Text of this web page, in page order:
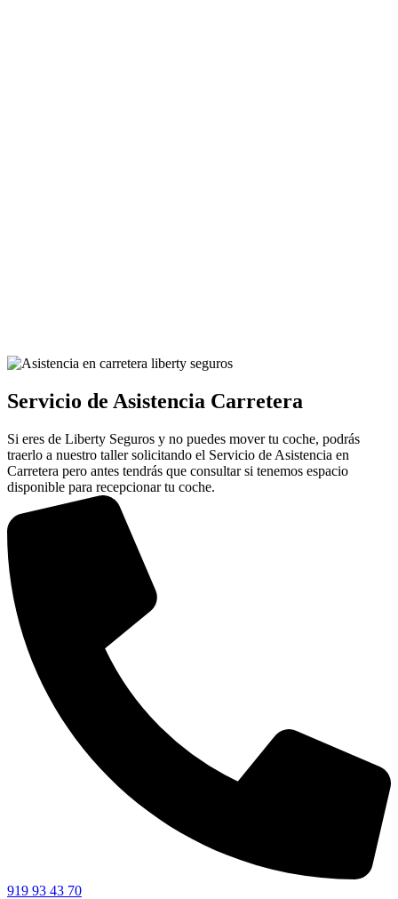
Servicio de Asistencia Carretera
Si eres de Liberty Seguros y no puedes mover tu coche, podrás
traerlo a nuestro taller solicitando el Servicio de Asistencia en
Carretera pero antes tendrás que consultar si tenemos espacio
disponible para recepcionar tu coche.
919 93 43 70